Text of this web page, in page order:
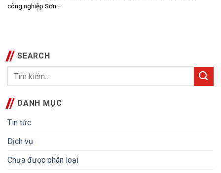
công nghiệp Sơn...
SEARCH
DANH MỤC
Tin tức
Dịch vụ
Chưa được phân loại